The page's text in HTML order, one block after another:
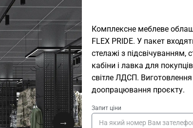
Комплексне меблеве
FLEX PRIDE. У пакет
стелажі з підсвічуванням,
кабіни і лавка для
світле ЛДСП.
доопрацювання проєкту.
Запит ціни